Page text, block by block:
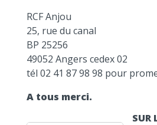
RCF Anjou
25, rue du canal
BP 25256
49052 Angers cedex 02
tél 02 41 87 98 98 pour
A tous merci.
SUR